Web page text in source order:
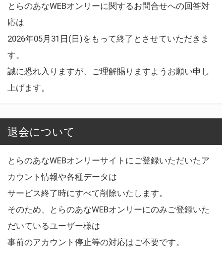
とらのあなWEBオンリーに関するお問合せへの回答対
応は
2026年05月31日(日)をもって終了とさせていただきま
す。
誠に恐れ入りますが、ご理解賜りますようお願い申し
上げます。
退会について
とらのあなWEBオンリーサイトにご登録いただいたア
カウント情報や各種データは
サービス終了時にすべて削除いたします。
そのため、とらのあなWEBオンリーにのみご登録いた
だいているユーザー様は
事前のアカウント停止等の対応はご不要です。